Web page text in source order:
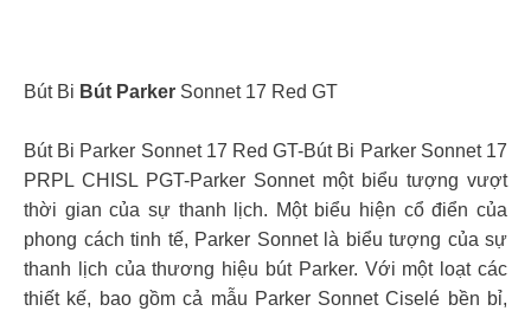
Bút Bi Bút Parker Sonnet 17 Red GT
Bút Bi Parker Sonnet 17 Red GT-Bút Bi Parker Sonnet 17
PRPL CHISL PGT-Parker Sonnet một biểu tượng vượt
thời gian của sự thanh lịch. Một biểu hiện cổ điển của
phong cách tinh tế, Parker Sonnet là biểu tượng của sự
thanh lịch của thương hiệu bút Parker. Với một loạt các
thiết kế, bao gồm cả mẫu Parker Sonnet Ciselé bền bỉ,